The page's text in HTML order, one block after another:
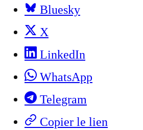
Bluesky
X
LinkedIn
WhatsApp
Telegram
Copier le lien